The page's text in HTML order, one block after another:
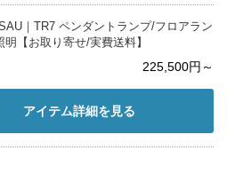
｜TR7 ペンダントランプ/フロアラン
【お取り寄せ/実費送料】
225,500円～
アイテム詳細を見る